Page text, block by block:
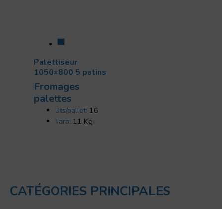
Palettiseur
1050×800 5 patins
Fromages
palettes
Uts/pallet: 16
Tara: 11 Kg
CATÉGORIES PRINCIPALES